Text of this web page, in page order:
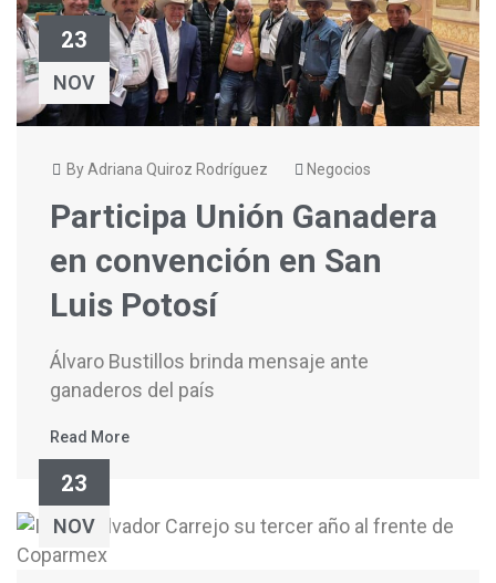
23
NOV
By Adriana Quiroz Rodríguez Negocios
Participa Unión Ganadera
en convención en San
Luis Potosí
Álvaro Bustillos brinda mensaje ante
ganaderos del país
Read More
23
NOV